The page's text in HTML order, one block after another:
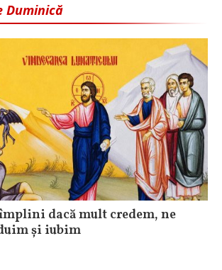
Duminică
dacă mult credem, ne
și iubim